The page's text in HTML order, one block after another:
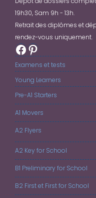
19h30, Sam 9h - 13h.
Retrait des diplômes et
rendez-vous uniquement.
Facebook
Pinterest
Examens et tests
Young Learners
Pre-A1 Starters
A1 Movers
A2 Flyers
A2 Key for School
B1 Preliminary for School
B2 First et First for School